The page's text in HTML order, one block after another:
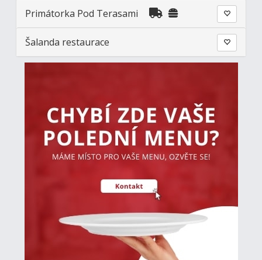
Primátorka Pod Terasami
Šalanda restaurace